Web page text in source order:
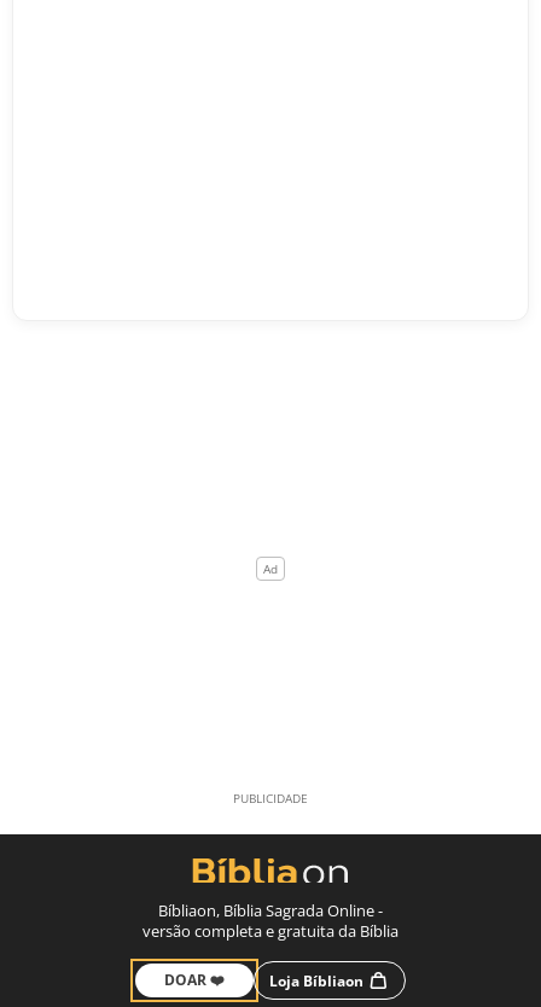
Bíbliaon, Bíblia Sagrada Online -
versão completa e gratuita da Bíblia
DOAR ❤️ Loja Bíbliaon